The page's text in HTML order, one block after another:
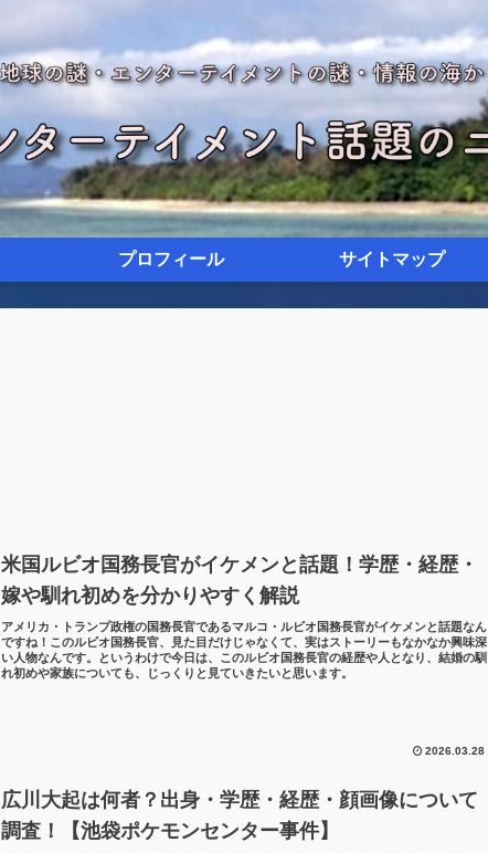
プロフィール サイトマップ
米国ルビオ国務長官がイケメンと話題！学歴・経歴・
嫁や馴れ初めを分かりやすく解説
アメリカ・トランプ政権の国務長官であるマルコ・ルビオ国務長官がイケメンと話題なん
ですね！このルビオ国務長官、見た目だけじゃなくて、実はストーリーもなかなか興味深
い人物なんです。というわけで今日は、このルビオ国務長官の経歴や人となり、結婚の馴
れ初めや家族についても、じっくりと見ていきたいと思います。
2026.03.28
広川大起は何者？出身・学歴・経歴・顔画像について
調査！【池袋ポケモンセンター事件】